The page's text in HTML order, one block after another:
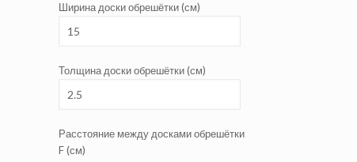
Ширина доски обрешётки (см)
Толщина доски обрешётки (см)
Расстояние между досками обрешётки
F (см)